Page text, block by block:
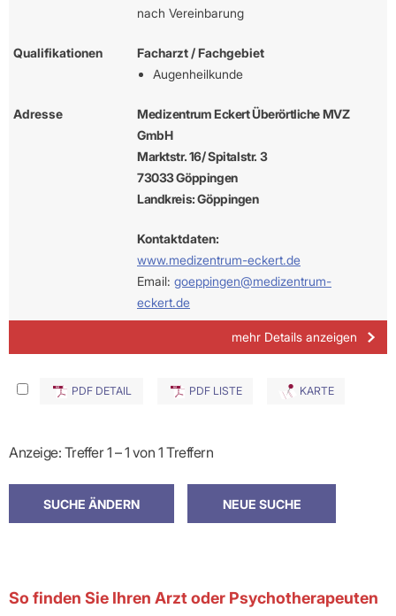
nach Vereinbarung
Qualifikationen
Facharzt / Fachgebiet
Augenheilkunde
Adresse
Medizentrum Eckert Überörtliche MVZ
GmbH
Marktstr. 16/ Spitalstr. 3
73033 Göppingen
Landkreis: Göppingen
Kontaktdaten:
www.medizentrum-eckert.de
Email: goeppingen@medizentrum-
eckert.de
mehr Details anzeigen
PDF DETAIL PDF LISTE KARTE
Anzeige: Treffer 1 – 1 von 1 Treffern
So finden Sie Ihren Arzt oder Psychotherapeuten